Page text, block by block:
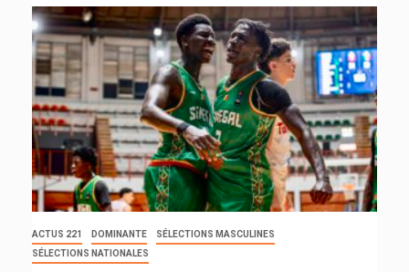
ACTUS 221 DOMINANTE
SÉLECTIONS MASCULINES
SÉLECTIONS NATIONALES